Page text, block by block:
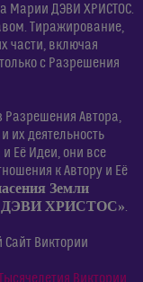
Марии ДЭВИ ХРИСТОС.
Тиражирование,
части, включая
с Разрешения
Разрешения Автора,
их деятельность
Её Идеи, они все
к Автору и Её
Земли
ХРИСТОС».
Виктории
Виктории